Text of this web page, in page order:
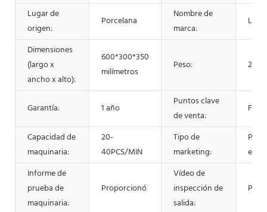
Lugar de
origen:
Porcelana
Nombre de
marca:
LYSZ
Dimensiones
(largo x
ancho x alto):
600*300*350
milímetros
Peso: 25
Garantía: 1 año
Puntos clave
de venta:
Capacidad de
maquinaria:
20-
40PCS/MIN
Tipo de
marketing:
Informe de
prueba de
maquinaria:
Proporcionó
Vídeo de
inspección de
salida: